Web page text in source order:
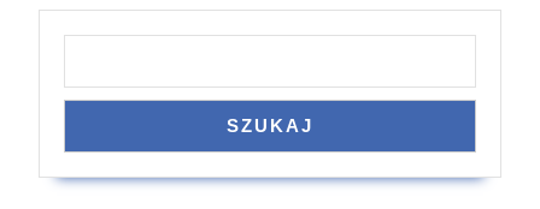
Szukaj
SZUKAJ